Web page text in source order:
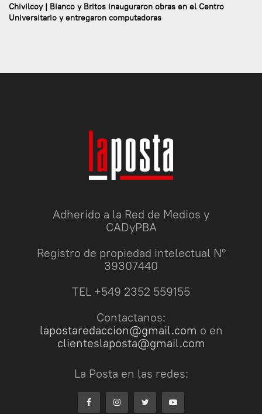
Chivilcoy | Bianco y Britos inauguraron obras en el Centro
Universitario y entregaron computadoras
Adherido a la Red de Medios y
CADyPBA
Registro de propiedad intelectual N°
39307440
TEL +549 2352 559155
Contactanos:
lapostaredaccion@gmail.com o en
clienteslaposta@gmail.com
La Posta en las redes: